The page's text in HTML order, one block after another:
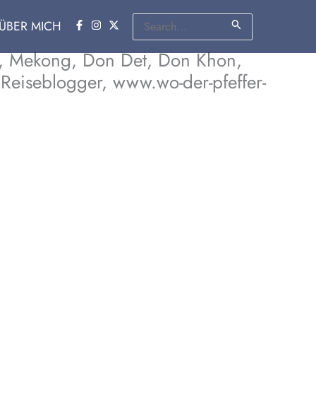
ÜBER MICH
Suchen
nach:
Mekong, Don Det, Don Khon,
www.wo-der-pfeffer-